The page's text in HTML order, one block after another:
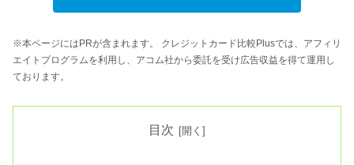
※本ページにはPRが含まれます。 クレジットカード比較Plusでは、アフィリ
エイトプログラムを利用し、アコム社から委託を受け広告収益を得て運用し
ております。
目次